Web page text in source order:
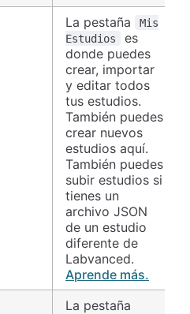
La pestaña
Mis
Estudios
es
donde puedes
crear, importar
y editar todos
tus estudios.
También puedes
crear nuevos
estudios aquí.
También puedes
subir estudios si
tienes un
archivo JSON
de un estudio
diferente de
Labvanced.
Aprende más.
La pestaña